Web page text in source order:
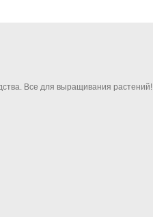
Все для выращивания растений!